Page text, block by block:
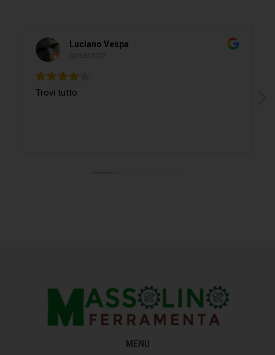
Luciano Vespa
02/03/2022
Trovi tutto
MENU